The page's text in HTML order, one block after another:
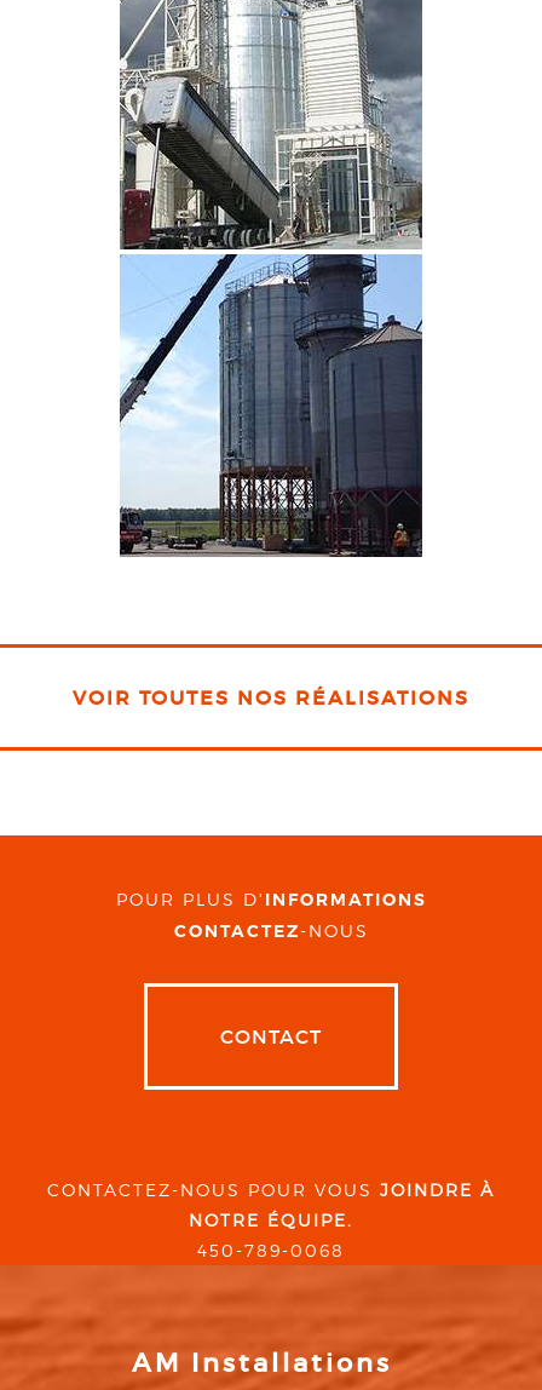
CLIQUEZ POUR AGRANDIR
VOIR TOUTES NOS RÉALISATIONS
POUR PLUS D' INFORMATIONS
CONTACTEZ-NOUS
CONTACT
CONTACTEZ-NOUS POUR VOUS JOINDRE À
NOTRE ÉQUIPE.
450-789-0068
AM Installations